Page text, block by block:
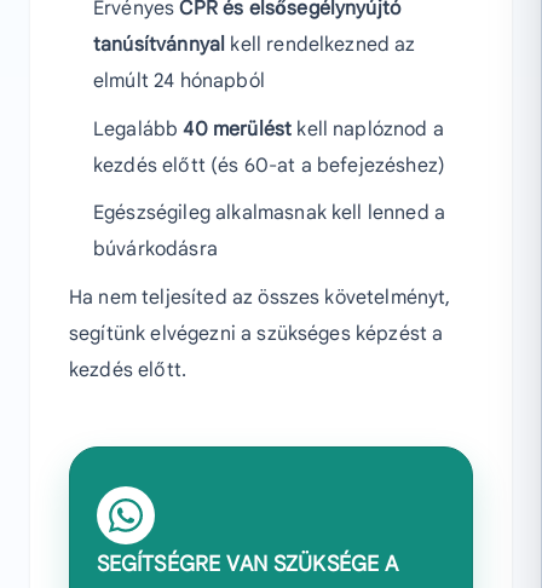
ÉrvényesCPR és elsősegélynyújtó
tanúsítvánnyal kell rendelkezned az
elmúlt 24 hónapból
Legalább40 merülést kell naplóznod a
kezdés előtt (és 60-at a befejezéshez)
Egészségileg alkalmasnak kell lenned a
búvárkodásra
Ha nem teljesíted az összes követelményt,
segítünk elvégezni a szükséges képzést a
kezdés előtt.
SEGÍTSÉGRE VAN SZÜKSÉGE A